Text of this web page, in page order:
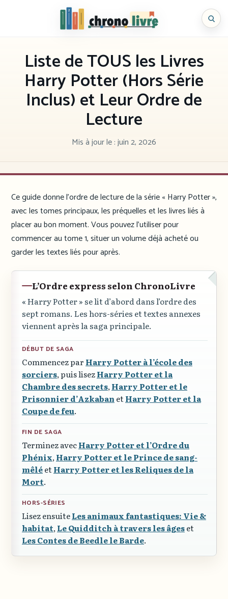
Chronolivre
Liste de TOUS les Livres
Harry Potter (Hors Série
Inclus) et Leur Ordre de
Lecture
Mis à jour le :juin 2, 2026
Ce guide donne l’ordre de lecture de la série « Harry Potter »,
avec les tomes principaux, les préquelles et les livres liés à
placer au bon moment. Vous pouvez l’utiliser pour
commencer au tome 1, situer un volume déjà acheté ou
garder les textes liés pour après.
L’Ordre express selon ChronoLivre
« Harry Potter » se lit d’abord dans l’ordre des
sept romans. Les hors-séries et textes annexes
viennent après la saga principale.
DÉBUT DE SAGA
Commencez par Harry Potter à l’école des
sorciers, puis lisezHarry Potter et la
Chambre des secrets,Harry Potter et le
Prisonnier d’Azkaban etHarry Potter et la
Coupe de feu.
FIN DE SAGA
Terminez avecHarry Potter et l’Ordre du
Phénix,Harry Potter et le Prince de sang-
mêléetHarry Potter et les Reliques de la
Mort.
HORS-SÉRIES
Lisez ensuiteLes animaux fantastiques: Vie &
habitat,Le Quidditch à travers les âgeset
Les Contes de Beedle le Barde.